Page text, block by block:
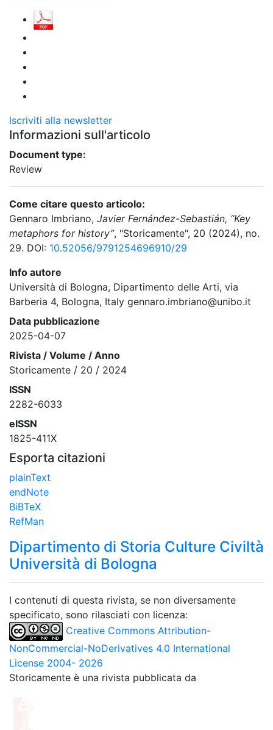
Iscriviti alla newsletter
Informazioni sull'articolo
Document type:
Review
Come citare questo articolo:
Gennaro Imbriano, Javier Fernández-Sebastián, “Key
metaphors for history”, "Storicamente", 20 (2024), no.
29. DOI: 10.52056/9791254696910/29
Info autore
Università di Bologna, Dipartimento delle Arti, via
Barberia 4, Bologna, Italy gennaro.imbriano@unibo.it
Data pubblicazione
2025-04-07
Rivista / Volume / Anno
Storicamente / 20 / 2024
ISSN
2282-6033
eISSN
1825-411X
Esporta citazioni
plainText
endNote
BiBTeX
RefMan
Dipartimento di Storia Culture Civiltà
Università di Bologna
I contenuti di questa rivista, se non diversamente
specificato, sono rilasciati con licenza:
Creative Commons Attribution-
NonCommercial-NoDerivatives 4.0 International
License 2004- 2026
Storicamente è una rivista pubblicata da